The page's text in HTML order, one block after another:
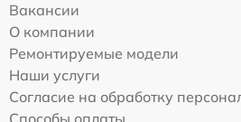
Вакансии
О компании
Ремонтируемые модели
Наши услуги
Согласие на обработку